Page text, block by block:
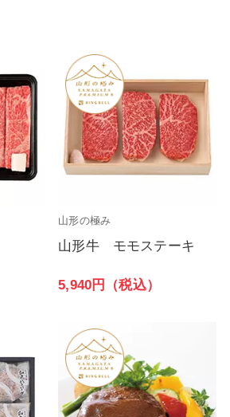
山形の極み
山形牛 モモステーキ
5,940円（税込）